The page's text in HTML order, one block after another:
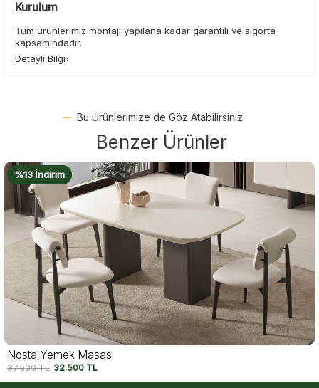
Kurulum
Tüm ürünlerimiz montajı yapılana kadar garantili ve sigorta
kapsamındadır.
Detaylı Bilgi
Bu Ürünlerimize de Göz Atabilirsiniz
Benzer Ürünler
%20 İndirim
Pedra Yemek Masası
50.000TL 40.000 TL